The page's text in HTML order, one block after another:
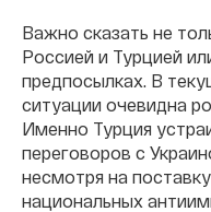
Важно сказать не
Россией и Турцией
предпосылках. В
ситуации очевидна
Именно Турция
переговоров с
несмотря на
национальных